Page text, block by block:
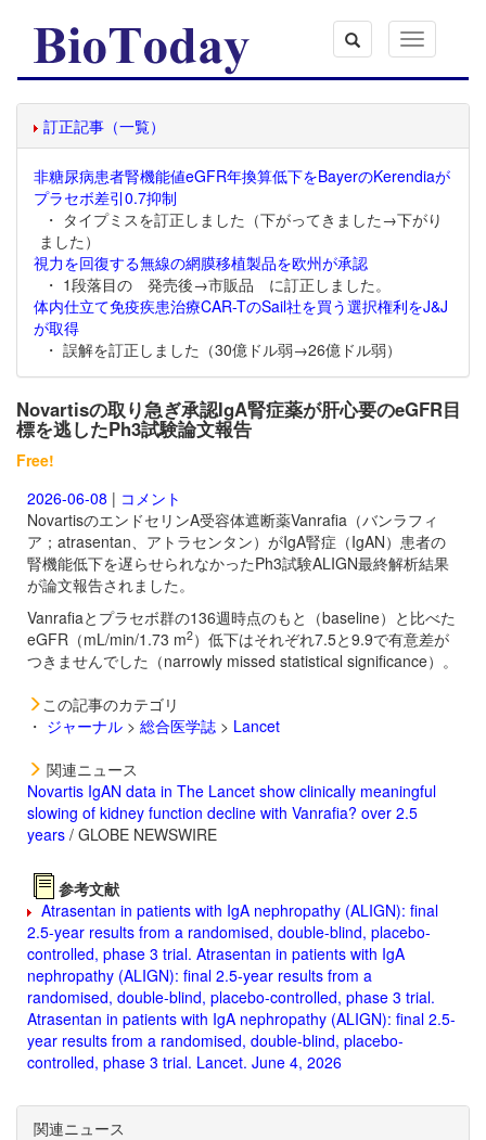
Toggle
navigation
訂正記事（一覧）
非糖尿病患者腎機能値eGFR年換算低下をBayerのKerendiaが
プラセボ差引0.7抑制
・ タイプミスを訂正しました（下がってきました→下がり
ました）
視力を回復する無線の網膜移植製品を欧州が承認
・ 1段落目の 発売後→市販品 に訂正しました。
体内仕立て免疫疾患治療CAR-TのSail社を買う選択権利をJ&J
が取得
・ 誤解を訂正しました（30億ドル弱→26億ドル弱）
Novartisの取り急ぎ承認IgA腎症薬が肝心要のeGFR目
標を逃したPh3試験論文報告
Free!
2026-06-08 | コメント
NovartisのエンドセリンA受容体遮断薬Vanrafia（バンラフィ
ア；atrasentan、アトラセンタン）がIgA腎症（IgAN）患者の
腎機能低下を遅らせられなかったPh3試験ALIGN最終解析結果
が論文報告されました。
Vanrafiaとプラセボ群の136週時点のもと（baseline）と比べた
eGFR（mL/min/1.73 m2）低下はそれぞれ7.5と9.9で有意差が
つきませんでした（narrowly missed statistical significance）。
この記事のカテゴリ
・ ジャーナル > 総合医学誌 > Lancet
関連ニュース
Novartis IgAN data in The Lancet show clinically meaningful
slowing of kidney function decline with Vanrafia? over 2.5
years / GLOBE NEWSWIRE
参考文献
Atrasentan in patients with IgA nephropathy (ALIGN): final
2.5-year results from a randomised, double-blind, placebo-
controlled, phase 3 trial. Atrasentan in patients with IgA
nephropathy (ALIGN): final 2.5-year results from a
randomised, double-blind, placebo-controlled, phase 3 trial.
Atrasentan in patients with IgA nephropathy (ALIGN): final 2.5-
year results from a randomised, double-blind, placebo-
controlled, phase 3 trial. Lancet. June 4, 2026
関連ニュース